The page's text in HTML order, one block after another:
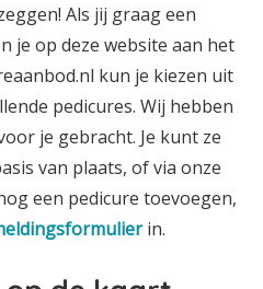
Als jij graag een
je op deze website aan het
kun je kiezen uit
pedicures. Wij hebben
je gebracht. Je kunt ze
van plaats, of via onze
een pedicure toevoegen,
in.